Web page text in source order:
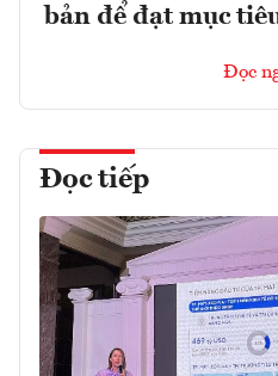
bản để đạt mục
Đọc
Đọc tiếp